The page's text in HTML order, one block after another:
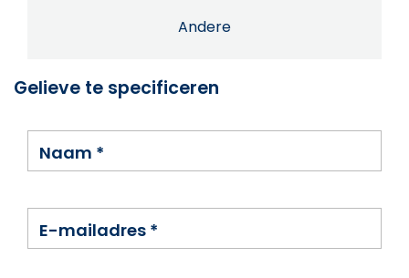
Andere
Gelieve te specificeren
Naam *
E-mailadres *